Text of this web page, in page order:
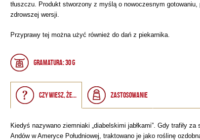
tłuszczu. Produkt stworzony z myślą o nowoczesnym
zdrowszej wersji.
Przyprawy tej można użyć również do dań z piekarnika.
Gramatura: 30 g
Czy wiesz, że... Zastosowanie
Kiedyś nazywano ziemniaki „diabelskimi jabłkami”. Gdy trafiły
Andów w Ameryce Południowej, traktowano je jako roślinę